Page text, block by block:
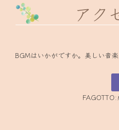
アク
BGMはいかがですか。美しい音